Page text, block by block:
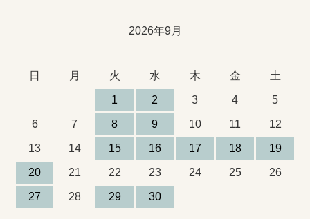
2026年9月
日 月 火 水 木 金 土
1 2 3 4 5
6 7 8 9 10 11 12
13 14 15 16 17 18 19
20 21 22 23 24 25 26
27 28 29 30